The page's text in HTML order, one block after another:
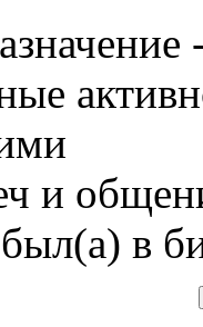
и
в